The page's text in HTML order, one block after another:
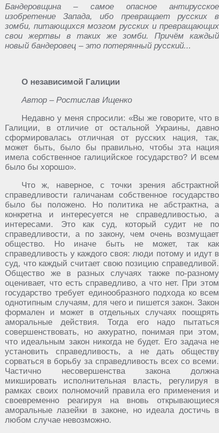
Бандеровщина – самое опасное антирусское
изобретение Запада, ибо превращает русских в
зомби, питающихся мозгом русских и превращающих
свои жертвы в таких же зомби. Причём каждый
новый бандеровец – это потерянный русский...
О независимой Галиции
Автор – Ростислав Ищенко
Недавно у меня спросили: «Вы же говорите, что в
Галиции, в отличие от остальной Украины, давно
сформировалась отличная от русских нация, так,
может быть, было бы правильно, чтобы эта нация
имела собственное галицийское государство? И всем
было бы хорошо».
Что ж, наверное, с точки зрения абстрактной
справедливости галичанам собственное государство
было бы положено. Но политика не абстрактна, а
конкретна и интересуется не справедливостью, а
интересами. Это как суд, который судит не по
справедливости, а по закону, чем очень возмущает
общество. Но иначе быть не может, так как
справедливость у каждого своя: люди потому и идут в
суд, что каждый считает свою позицию справедливой.
Общество же в разных случаях также по-разному
оценивает, что есть справедливо, а что нет. При этом
государство требует единообразного подхода ко всем
однотипным случаям, для чего и пишется закон. Закон
формален и может в отдельных случаях поощрять
аморальные действия. Тогда его надо пытаться
совершенствовать, но аккуратно, понимая при этом,
что идеальным закон никогда не будет. Его задача не
установить справедливость, а не дать обществу
сорваться в борьбу за справедливость всех со всеми.
Частично несовершенства закона должна
микшировать исполнительная власть, регулируя в
рамках своих полномочий правила его применения и
своевременно реагируя на вновь открывающиеся
аморальные лазейки в законе, но идеала достичь в
любом случае невозможно.